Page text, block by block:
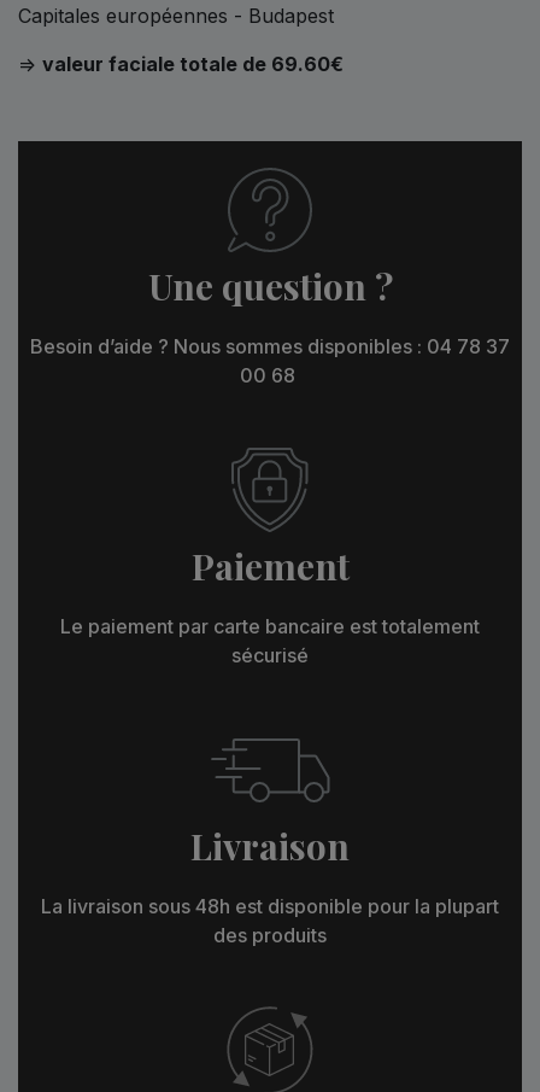
Capitales européennes - Budapest
=> valeur faciale totale de 69.60€
Une question ?
Besoin d’aide ? Nous sommes disponibles : 04 78 37
00 68
Paiement
Le paiement par carte bancaire est totalement
sécurisé
Livraison
La livraison sous 48h est disponible pour la plupart
des produits